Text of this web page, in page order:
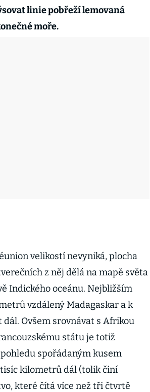
linie pobřeží lemovaná
moře.
velikostí nevyniká, plocha
z něj dělá na mapě světa
Indického oceánu. Nejbližším
vzdálený Madagaskar a k
Ovšem srovnávat s Afrikou
státu je totiž
spořádaným kusem
kilometrů dál (tolik činí
které čítá více než tři čtvrtě